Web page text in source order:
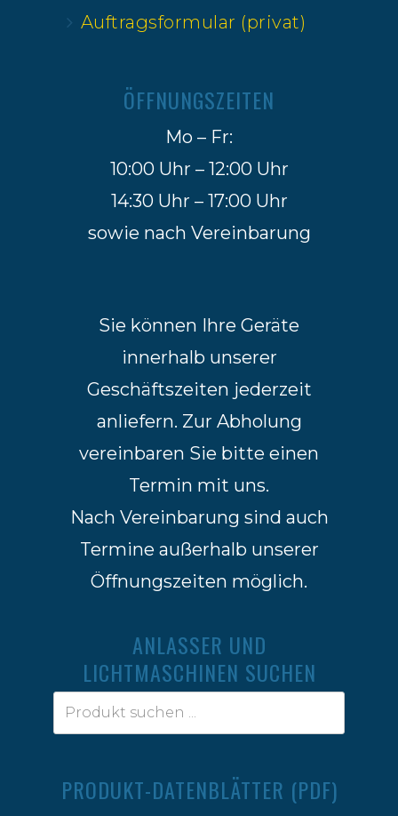
Auftragsformular (privat)
ÖFFNUNGSZEITEN
Mo – Fr:
10:00 Uhr – 12:00 Uhr
14:30 Uhr – 17:00 Uhr
sowie nach Vereinbarung
Sie können Ihre Geräte
innerhalb unserer
Geschäftszeiten jederzeit
anliefern. Zur Abholung
vereinbaren Sie bitte einen
Termin mit uns.
Nach Vereinbarung sind auch
Termine außerhalb unserer
Öffnungszeiten möglich.
ANLASSER UND
LICHTMASCHINEN SUCHEN
PRODUKT-DATENBLÄTTER (PDF)